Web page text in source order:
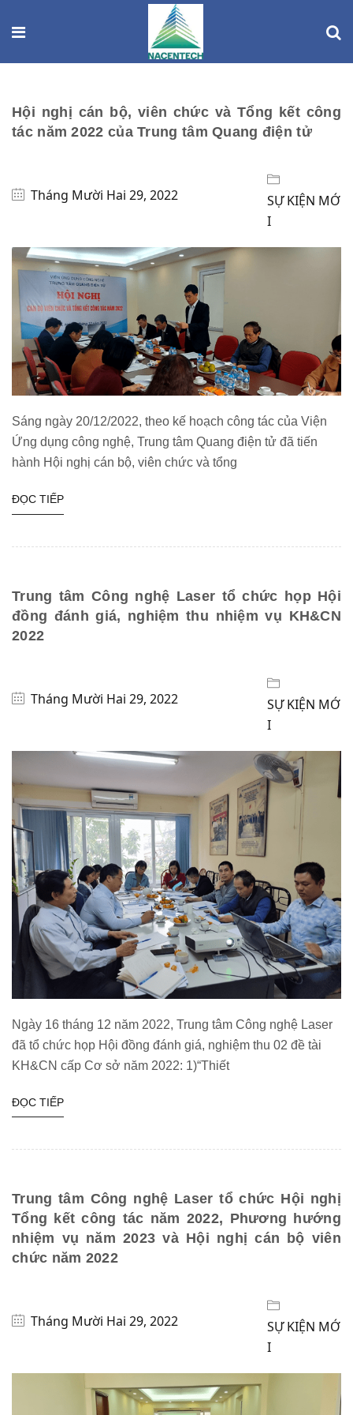
Hội nghị cán bộ, viên chức và Tổng kết công
tác năm 2022 của Trung tâm Quang điện tử
Tháng Mười Hai 29, 2022
SỰ KIỆN MỚ
I
Sáng ngày 20/12/2022, theo kế hoạch công tác của Viện
Ứng dụng công nghệ, Trung tâm Quang điện tử đã tiến
hành Hội nghị cán bộ, viên chức và tổng
ĐỌC TIẾP
Trung tâm Công nghệ Laser tổ chức họp Hội
đồng đánh giá, nghiệm thu nhiệm vụ KH&CN
2022
Tháng Mười Hai 29, 2022
SỰ KIỆN MỚ
I
Ngày 16 tháng 12 năm 2022, Trung tâm Công nghệ Laser
đã tổ chức họp Hội đồng đánh giá, nghiệm thu 02 đề tài
KH&CN cấp Cơ sở năm 2022: 1)“Thiết
ĐỌC TIẾP
Trung tâm Công nghệ Laser tổ chức Hội nghị
Tổng kết công tác năm 2022, Phương hướng
nhiệm vụ năm 2023 và Hội nghị cán bộ viên
chức năm 2022
Tháng Mười Hai 29, 2022
SỰ KIỆN MỚ
I